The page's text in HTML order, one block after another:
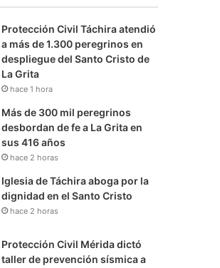
Protección Civil Táchira atendió
a más de 1.300 peregrinos en
despliegue del Santo Cristo de
La Grita
hace 1 hora
Más de 300 mil peregrinos
desbordan de fe a La Grita en
sus 416 años
hace 2 horas
Iglesia de Táchira aboga por la
dignidad en el Santo Cristo
hace 2 horas
Protección Civil Mérida dictó
taller de prevención sísmica a